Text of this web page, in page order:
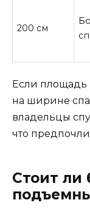
200 см
Если площадь
на ширине
владельцы
что
Стоит ли